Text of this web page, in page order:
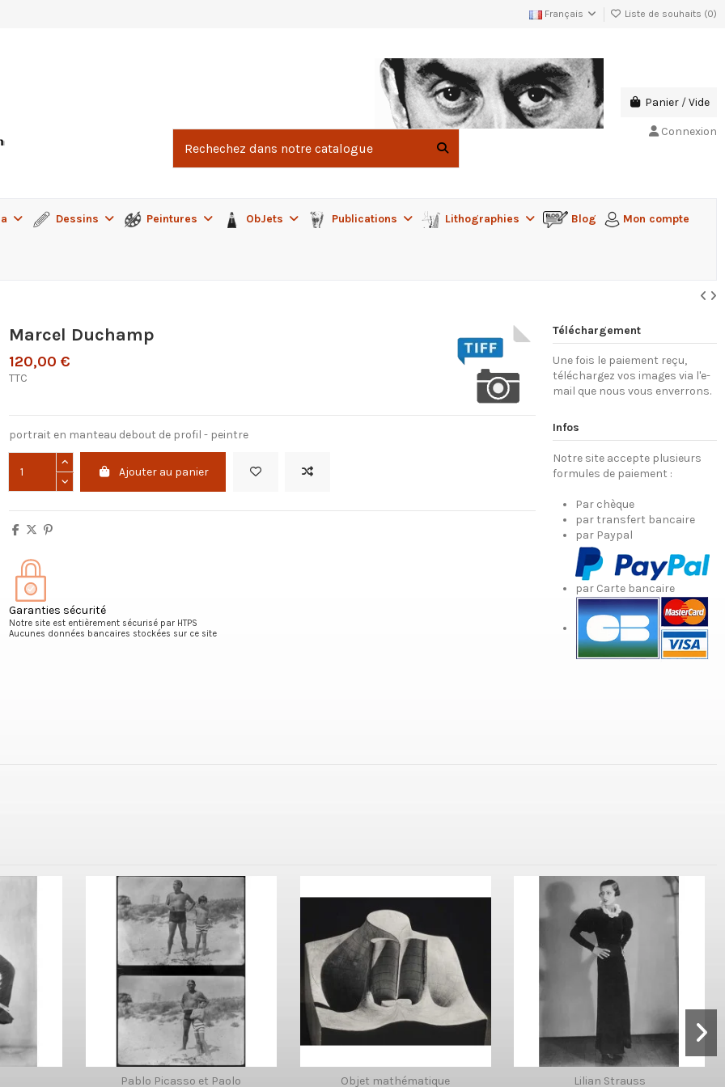
Français Liste de souhaits (0)
Panier /Vide
Connexion
Dessins Peintures ObJets Publications Lithographies Blog Mon compte
Marcel Duchamp
120,00 €
TTC
portrait en manteau debout de profil - peintre
Ajouter au panier
Garanties sécurité
Notre site est entièrement sécurisé par HTPS
Aucunes données bancaires stockées sur ce site
Téléchargement
Une fois le paiement reçu,
téléchargez vos images via l'e-
mail que nous vous enverrons.
Infos
Notre site accepte plusieurs
formules de paiement :
Par chèque
par transfert bancaire
par Paypal
par Carte bancaire
Pablo Picasso et Paolo Objet mathématique Lilian Strauss